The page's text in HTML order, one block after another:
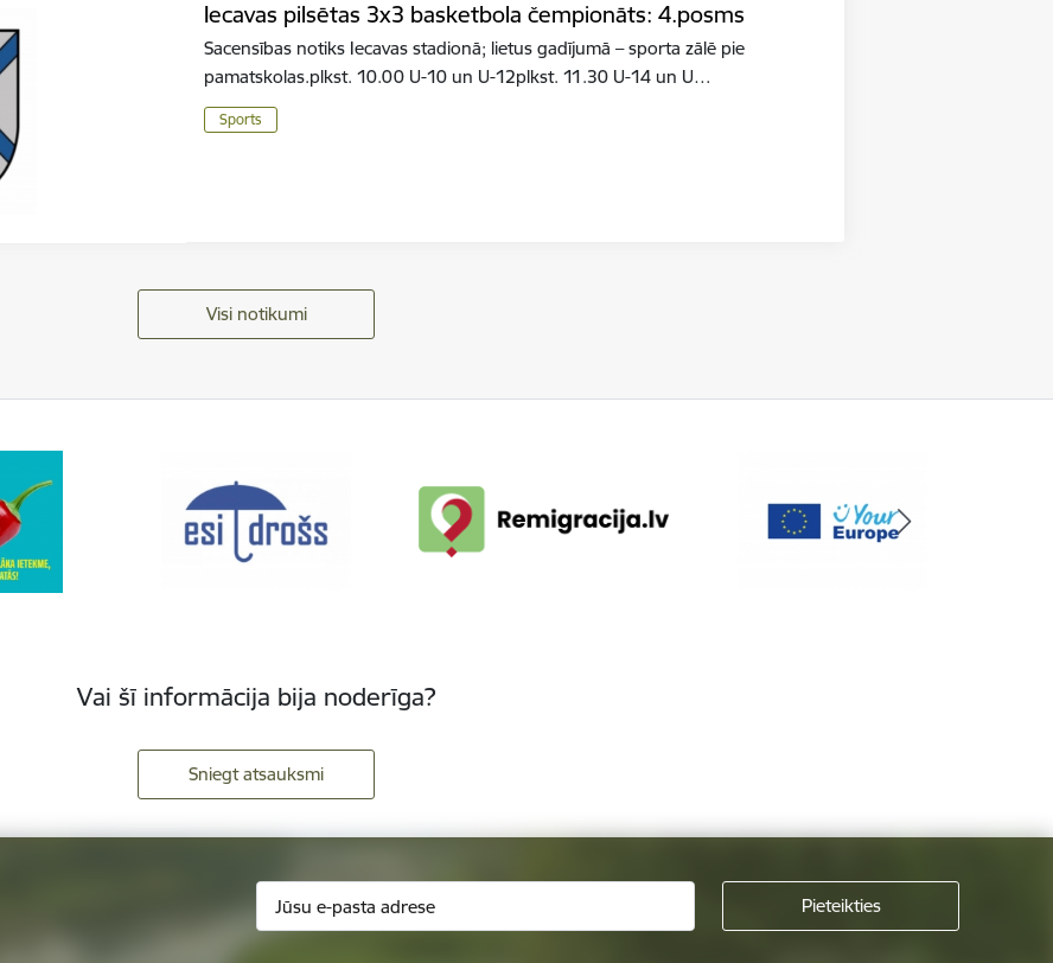
Iecavas pilsētas 3x3 basketbola čempionāts: 4.posms
Sacensības notiks Iecavas stadionā; lietus gadījumā – sporta zālē pie
pamatskolas.plkst. 10.00 U-10 un U-12plkst. 11.30 U-14 un U…
Sports
Visi notikumi
Vai šī informācija bija noderīga?
Sniegt atsauksmi